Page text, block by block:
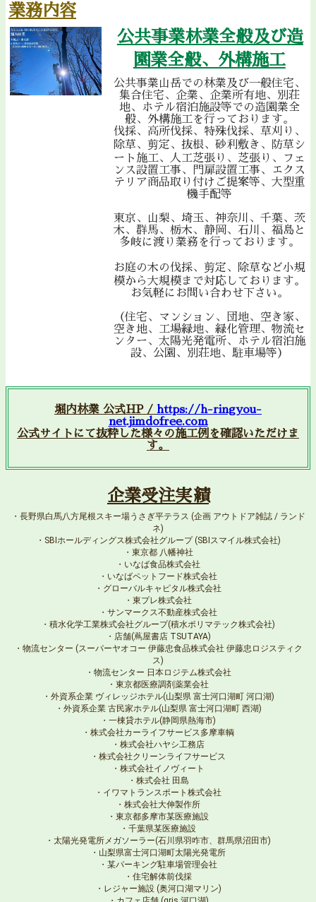
業務内容
公共事業林業全般及び造
園業全般、外構施工
公共事業山岳での林業及び一般住宅、
集合住宅、企業、企業所有地、別荘
地、ホテル宿泊施設等での造園業全
般、外構施工を行っております。
伐採、高所伐採、特殊伐採、草刈り、
除草、剪定、抜根、砂利敷き、防草シ
ート施工、人工芝張り、芝張り、フェ
ンス設置工事、門扉設置工事、エクス
テリア商品取り付けご提案等、大型重
機手配等
東京、山梨、埼玉、神奈川、千葉、茨
木、群馬、栃木、静岡、石川、福島と
多岐に渡り業務を行っております。
お庭の木の伐採、剪定、除草など小規
模から大規模まで対応しております。
お気軽にお問い合わせ下さい。
（住宅、マンション、団地、空き家、
空き地、工場緑地、緑化管理、物流セ
ンター、太陽光発電所、ホテル宿泊施
設、公園、別荘地、駐車場等）
堀内林業 公式HP / https://h-ringyou-
net.jimdofree.com
公式サイトにて抜粋した様々の施工例を確認いただけま
す。
企業受注実績
・長野県白馬八方尾根スキー場うさぎ平テラス (企画 アウトドア雑誌 / ランド
ネ)
・SBIホールディングス株式会社グループ (SBIスマイル株式会社)
・東京都 八幡神社
・いなば食品株式会社
・いなばペットフード株式会社
・グローバルキャピタル株式会社
・東プレ株式会社
・サンマークス不動産株式会社
・積水化学工業株式会社グループ(積水ポリマテック株式会社)
・店舗(蔦屋書店 TSUTAYA)
・物流センター (スーパーヤオコー 伊藤忠食品株式会社 伊藤忠ロジスティク
ス)
・物流センター 日本ロジテム株式会社
・東京都医療調剤薬業会社
・外資系企業 ヴィレッジホテル(山梨県 富士河口湖町 河口湖)
・外資系企業 古民家ホテル(山梨県 富士河口湖町 西湖)
・一棟貸ホテル(静岡県熱海市)
・株式会社カーライフサービス多摩車輌
・株式会社ハヤシ工務店
・株式会社クリーンライフサービス
・株式会社イノヴィート
・株式会社 田島
・イワマトランスポート株式会社
・株式会社大伸製作所
・東京都多摩市某医療施設
・千葉県某医療施設
・太陽光発電所メガソーラー(石川県羽咋市、群馬県沼田市)
・山梨県富士河口湖町太陽光発電所
・某パーキング駐車場管理会社
・住宅解体前伐採
・レジャー施設 (奥河口湖マリン)